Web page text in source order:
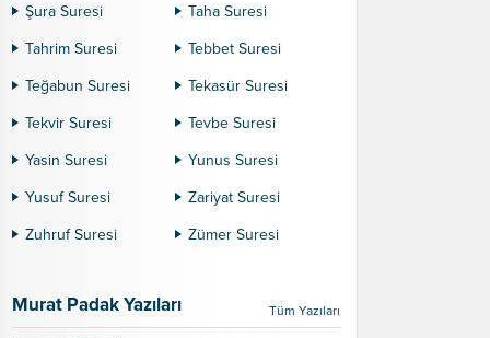
Şura Suresi
Taha Suresi
Tahrim Suresi
Tebbet Suresi
Teğabun Suresi
Tekasür Suresi
Tekvir Suresi
Tevbe Suresi
Yasin Suresi
Yunus Suresi
Yusuf Suresi
Zariyat Suresi
Zuhruf Suresi
Zümer Suresi
Murat Padak Yazıları Tüm Yazıları